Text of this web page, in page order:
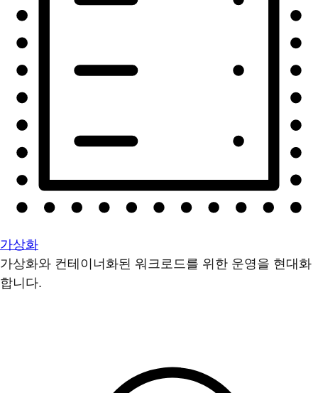
가상화
가상화와 컨테이너화된 워크로드를 위한 운영을 현대화
합니다.